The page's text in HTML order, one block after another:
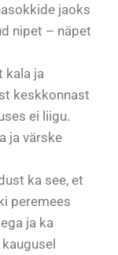
jaoks
nipet – näpet
kala ja
keskkonnast
ei liigu.
ja värske
ka see, et
peremees
ja ka